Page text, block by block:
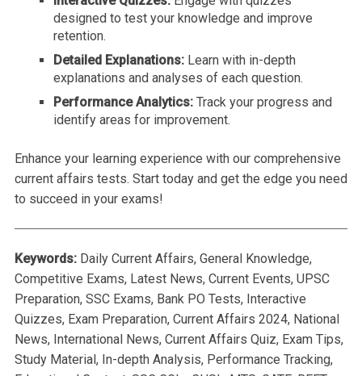
designed to test your knowledge and improve
retention.
Detailed Explanations: Learn with in-depth
explanations and analyses of each question.
Performance Analytics: Track your progress and
identify areas for improvement.
Enhance your learning experience with our comprehensive
current affairs tests. Start today and get the edge you need
to succeed in your exams!
Keywords: Daily Current Affairs, General Knowledge,
Competitive Exams, Latest News, Current Events, UPSC
Preparation, SSC Exams, Bank PO Tests, Interactive
Quizzes, Exam Preparation, Current Affairs 2024, National
News, International News, Current Affairs Quiz, Exam Tips,
Study Material, In-depth Analysis, Performance Tracking,